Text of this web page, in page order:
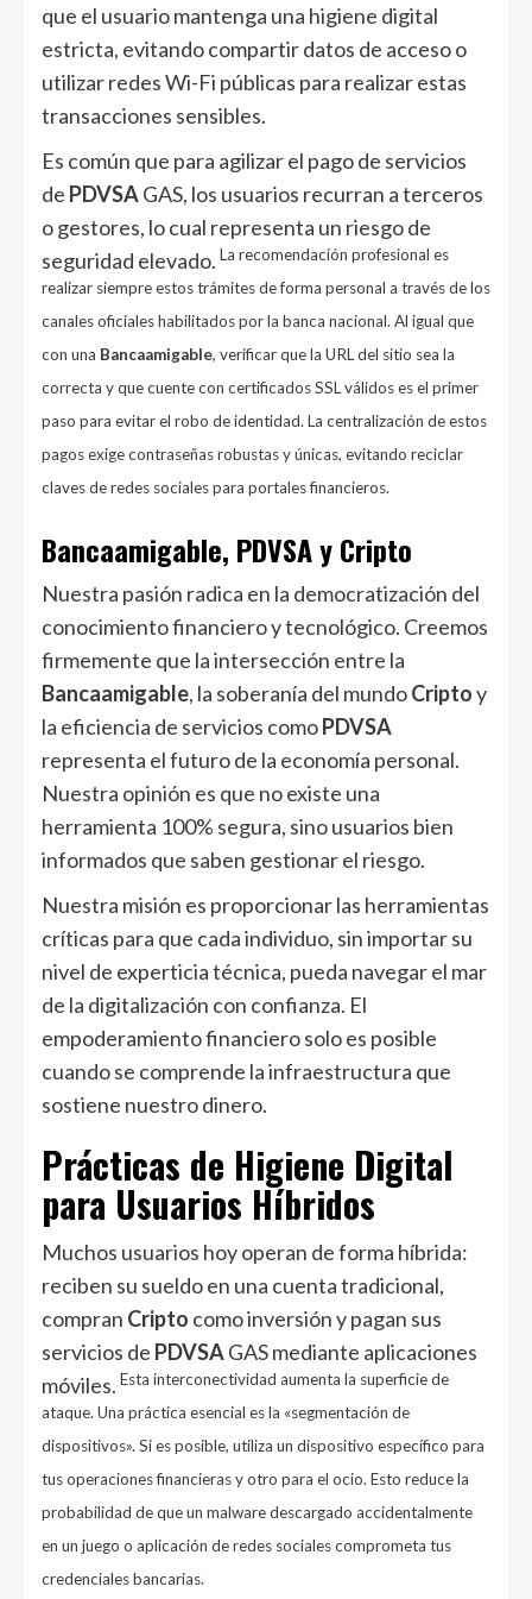
que el usuario mantenga una higiene digital
estricta, evitando compartir datos de acceso o
utilizar redes Wi-Fi públicas para realizar estas
transacciones sensibles.
Es común que para agilizar el pago de servicios
de PDVSAGAS, los usuarios recurran a terceros
o gestores, lo cual representa un riesgo de
seguridad elevado. La recomendación profesional es
realizar siempre estos trámites de forma personal a través de los
canales oficiales habilitados por la banca nacional. Al igual que
con una Bancaamigable, verificar que la URL del sitio sea la
correcta y que cuente con certificados SSL válidos es el primer
paso para evitar el robo de identidad. La centralización de estos
pagos exige contraseñas robustas y únicas, evitando reciclar
claves de redes sociales para portales financieros.
Bancaamigable, PDVSA y Cripto
Nuestra pasión radica en la democratización del
conocimiento financiero y tecnológico. Creemos
firmemente que la intersección entre la
Bancaamigable, la soberanía del mundoCriptoy
la eficiencia de servicios comoPDVSA
representa el futuro de la economía personal.
Nuestra opinión es que no existe una
herramienta 100% segura, sino usuarios bien
informados que saben gestionar el riesgo.
Nuestra misión es proporcionar las herramientas
críticas para que cada individuo, sin importar su
nivel de experticia técnica, pueda navegar el mar
de la digitalización con confianza. El
empoderamiento financiero solo es posible
cuando se comprende la infraestructura que
sostiene nuestro dinero.
Prácticas de Higiene Digital
para Usuarios Híbridos
Muchos usuarios hoy operan de forma híbrida:
reciben su sueldo en una cuenta tradicional,
compran Cripto como inversión y pagan sus
servicios de PDVSAGAS mediante aplicaciones
móviles. Esta interconectividad aumenta la superficie de
ataque. Una práctica esencial es la «segmentación de
dispositivos». Si es posible, utiliza un dispositivo específico para
tus operaciones financieras y otro para el ocio. Esto reduce la
probabilidad de que un malware descargado accidentalmente
en un juego o aplicación de redes sociales comprometa tus
credenciales bancarias.